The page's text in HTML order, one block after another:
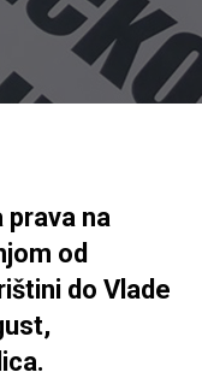
prava na
od
do Vlade